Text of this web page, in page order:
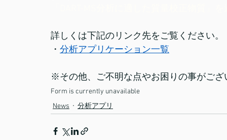
詳しくは下記のリンク先をご覧ください。
・ 分析アプリケーション一覧
※その他、ご不明な点やお困りの事がご
Form is currently unavailable
News
分析アプリ